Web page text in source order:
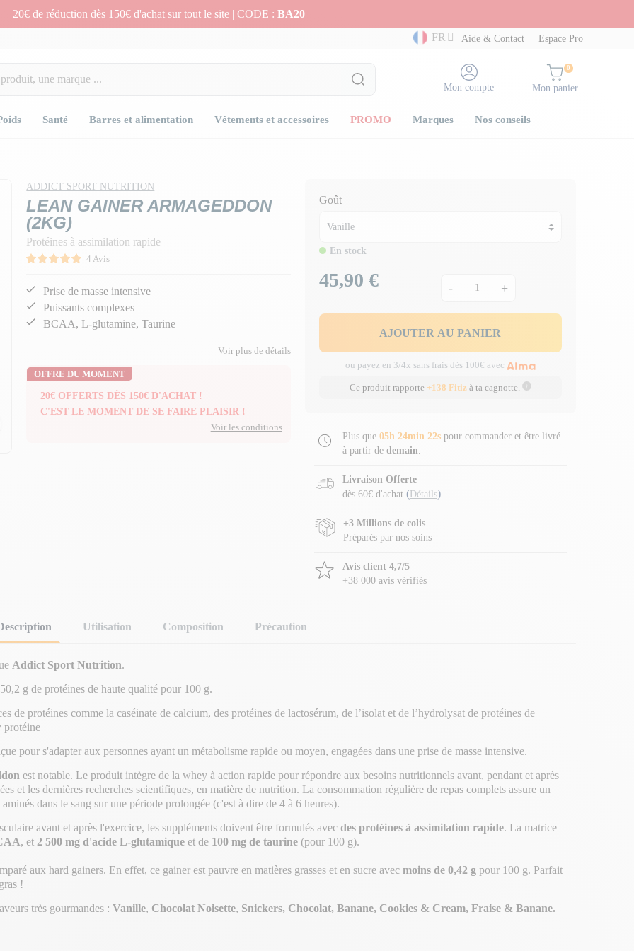
20€ de réduction dès 150€ d'achat sur tout le site | CODE : BA20
FR
Aide & Contact Espace Pro
Mon compte
0
Mon panier
Santé Barres et alimentation Vêtements et accessoires PROMO Marques Nos conseils
ADDICT SPORT NUTRITION
LEAN GAINER ARMAGEDDON
(2KG)
Protéines à assimilation rapide
4 Avis
Prise de masse intensive
Puissants complexes
BCAA, L-glutamine, Taurine
Voir plus de détails
OFFRE DU MOMENT
20€ OFFERTS DÈS 150€ D'ACHAT !
C'EST LE MOMENT DE SE FAIRE PLAISIR !
Voir les conditions
Goût
En stock
Prix
45,90 € - +
AJOUTER AU PANIER
ou payez en 3/4x sans frais dès 100€ avec
Ce produit rapporte +138 Fitizà ta cagnotte.
Plus que 05h 24min 22spour commander et être livré
à partir de demain.
Livraison Offerte
dès 60€ d'achat ( Détails)
+3 Millions de colis
Préparés par nos soins
Avis client 4,7/5
+38 000 avis vérifiés
Utilisation Composition Précaution
Addict Sport Nutrition.
g de protéines de haute qualité pour 100 g.
de protéines comme la caséinate de calcium, des protéines de lactosérum, de l’isolat et de l’hydrolysat de protéines de
protéine
pour s'adapter aux personnes ayant un métabolisme rapide ou moyen, engagées dans une prise de masse intensive.
est notable. Le produit intègre de la whey à action rapide pour répondre aux besoins nutritionnels avant, pendant et après
et les dernières recherches scientifiques, en matière de nutrition. La consommation régulière de repas complets assure un
dans le sang sur une période prolongée (c'est à dire de 4 à 6 heures).
avant et après l'exercice, les suppléments doivent être formulés avec des protéines à assimilation rapide. La matrice
, et 2 500 mg d'acide L-glutamique et de 100 mg de taurine (pour 100 g).
aux hard gainers. En effet, ce gainer est pauvre en matières grasses et en sucre avec moins de 0,42 g pour 100 g. Parfait
!
très gourmandes : Vanille, Chocolat Noisette, Snickers, Chocolat, Banane, Cookies & Cream, Fraise & Banane.